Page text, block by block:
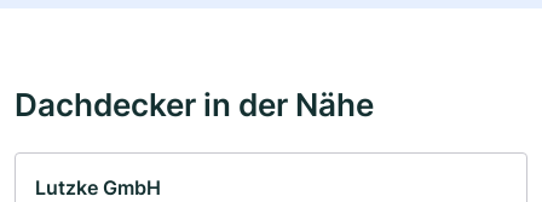
Dachdecker in der Nähe
Lutzke GmbH